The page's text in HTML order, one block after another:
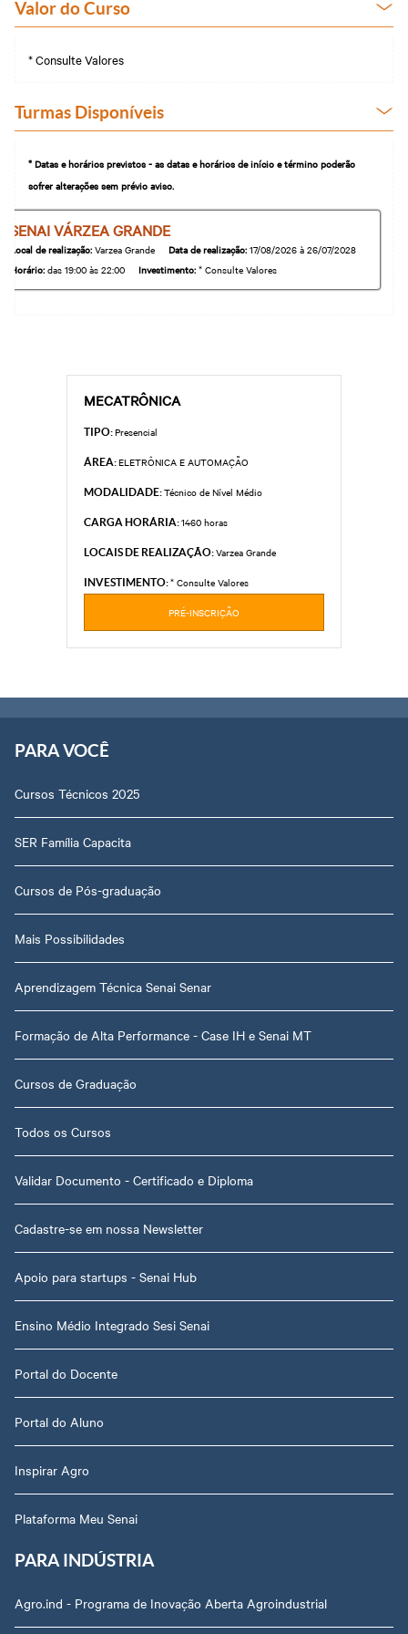
Cadastre-se em nossa
Senai Hub
Portal do Docente
Portal do Aluno SENAI
Plataforma Meu Senai
Hub de inovação da
Parceria Senar x Senai
Rondonópolis
Várzea Grande
Regional
Privacidade e Proteção
Downloads
Valor do Curso
* Consulte Valores
Turmas Disponíveis
* Datas e horários previstos - as datas e horários de início e término poderão
sofrer alterações sem prévio aviso.
SENAI VÁRZEA GRANDE
Local de realização: Varzea Grande Data de realização: 17/08/2026 à 26/07/2028
Horário: das 19:00 às 22:00 Investimento: * Consulte Valores
MECATRÔNICA
TIPO:Presencial
ÁREA:ELETRÔNICA E AUTOMAÇÃO
MODALIDADE:Técnico de Nível Médio
CARGA HORÁRIA:1460 horas
LOCAIS DE REALIZAÇÃO:Varzea Grande
INVESTIMENTO:* Consulte Valores
PRÉ-INSCRIÇÃO
PARA VOCÊ
Cursos Técnicos 2025
SER Família Capacita
Cursos de Pós-graduação
Mais Possibilidades
Aprendizagem Técnica Senai Senar
Formação de Alta Performance - Case IH e Senai MT
Cursos de Graduação
Todos os Cursos
Validar Documento - Certificado e Diploma
Cadastre-se em nossa Newsletter
Apoio para startups - Senai Hub
Ensino Médio Integrado Sesi Senai
Portal do Docente
Portal do Aluno
Inspirar Agro
Plataforma Meu Senai
PARA INDÚSTRIA
Agro.ind - Programa de Inovação Aberta Agroindustrial